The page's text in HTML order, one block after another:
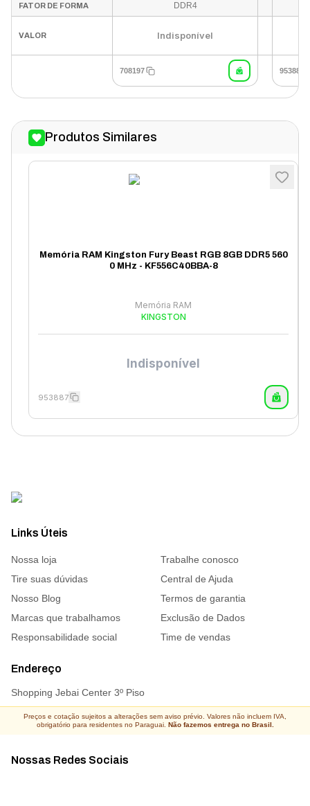
FATOR DE FORMA DDR4
VALOR Indisponível
708197 953887
Produtos Similares
Memória RAM Kingston Fury Beast RGB 8GB DDR5 560
0 MHz - KF556C40BBA-8
Memória RAM
KINGSTON
Indisponível
953887
Links Úteis
Nossa loja
Trabalhe conosco
Tire suas dúvidas
Central de Ajuda
Nosso Blog
Termos de garantia
Marcas que trabalhamos
Exclusão de Dados
Responsabilidade social
Time de vendas
Endereço
Shopping Jebai Center 3º Piso
Nossas Redes Sociais
Preços e cotação sujeitos a alterações sem aviso prévio. Valores não incluem IVA,
obrigatório para residentes no Paraguai. Não fazemos entrega no Brasil.